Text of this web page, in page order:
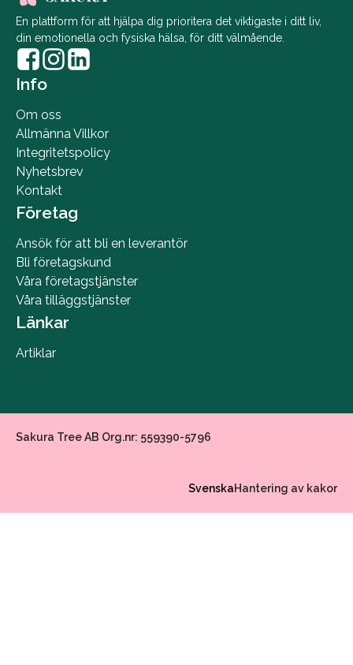
En plattform för att hjälpa dig prioritera det viktigaste i ditt liv,
din emotionella och fysiska hälsa, för ditt välmående.
Info
Om oss
Allmänna Villkor
Integritetspolicy
Nyhetsbrev
Kontakt
Företag
Ansök för att bli en leverantör
Bli företagskund
Våra företagstjänster
Våra tilläggstjänster
Länkar
Artiklar
Sakura Tree AB Org.nr: 559390-5796
SvenskaHantering av kakor